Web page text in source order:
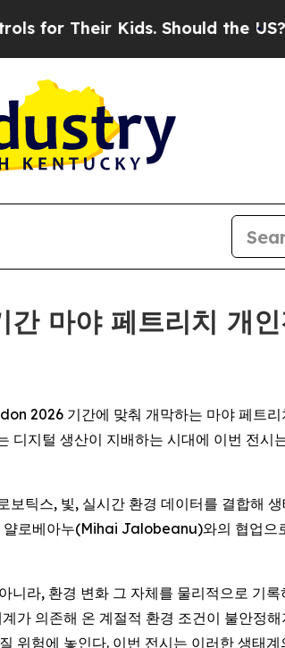
Their Kids. Should the US?
마야 페트리치 개
2026 기간에 맞춰 개막하는 마야 페트
디지털 생산이 지배하는 시대에 이번 전시
틱스, 빛, 실시간 환경 데이터를 결합해
로베아누(Mihai Jalobeanu)와의 협업으
라, 환경 변화 그 자체를 물리적으로 기
가 의존해 온 계절적 환경 조건이 불안
위험에 놓인다. 이번 전시는 이러한 생태